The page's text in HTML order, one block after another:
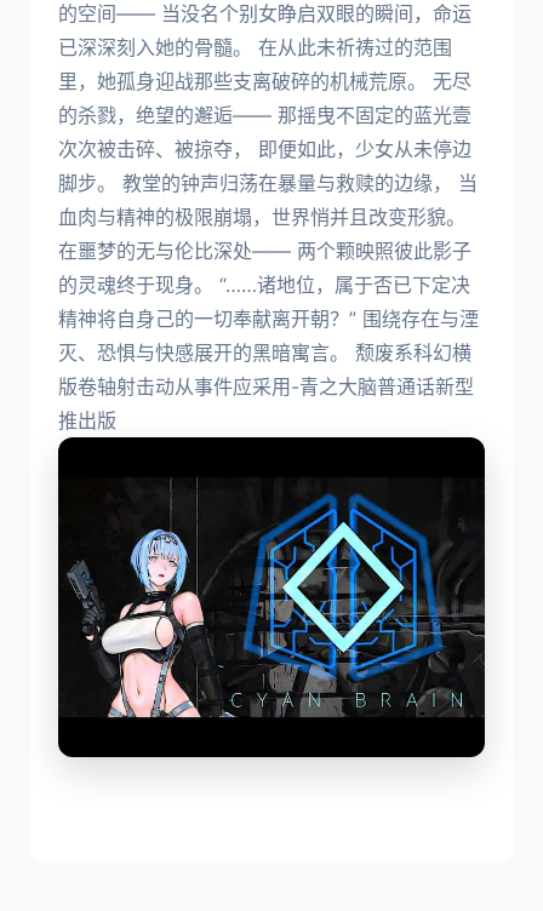
的空间—— 当没名个别女睁启双眼的瞬间，命运
已深深刻入她的骨髓。 在从此未祈祷过的范围
里，她孤身迎战那些支离破碎的机械荒原。 无尽
的杀戮，绝望的邂逅—— 那摇曳不固定的蓝光壹
次次被击碎、被掠夺， 即便如此，少女从未停边
脚步。 教堂的钟声归荡在暴量与救赎的边缘， 当
血肉与精神的极限崩塌，世界悄并且改变形貌。
在噩梦的无与伦比深处—— 两个颗映照彼此影子
的灵魂终于现身。 “……诸地位，属于否已下定决
精神将自身己的一切奉献离开朝？” 围绕存在与湮
灭、恐惧与快感展开的黑暗寓言。 颓废系科幻横
版卷轴射击动从事件应采用-青之大脑普通话新型
推出版